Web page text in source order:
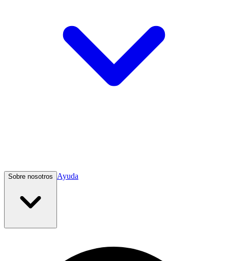
Sobre nosotros Ayuda